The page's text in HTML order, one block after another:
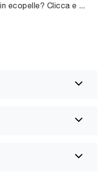
Cerchi salotti e divani Calia in ecopelle? Clicca e ottieni informazioni sul modello Belle Epoque per spazi classici.